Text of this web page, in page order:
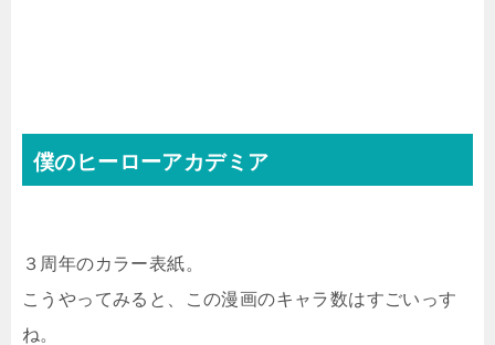
僕のヒーローアカデミア
３周年のカラー表紙。
こうやってみると、この漫画のキャラ数はすごいっす
ね。